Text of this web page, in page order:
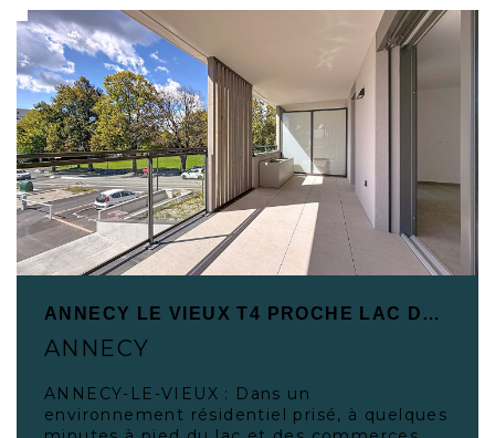
ANNECY LE VIEUX T4 PROCHE LAC DE 93 M² AVEC TERRASSE
ANNECY
ANNECY-LE-VIEUX : Dans un
environnement résidentiel prisé, à quelques